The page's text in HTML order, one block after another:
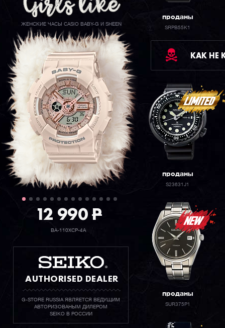
ЖЕНСКИЕ ЧАСЫ CASIO BABY-G И SHEEN
12 990P
BA-110XCP-4A
AUTHORISED DEALER
G-STORE RUSSIA ЯВЛЯЕТСЯ ВЕДУЩИМ
АВТОРИЗОВАНЫМ ДИЛЕРОМ
SEIKO В РОССИИ
проданы
SRPB55K1
КАК НЕ
проданы
S23631J1
проданы
SUR375P1